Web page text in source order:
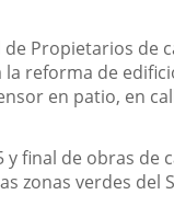
Propietarios de
reforma de
en patio, en
final de obras de
zonas verdes del